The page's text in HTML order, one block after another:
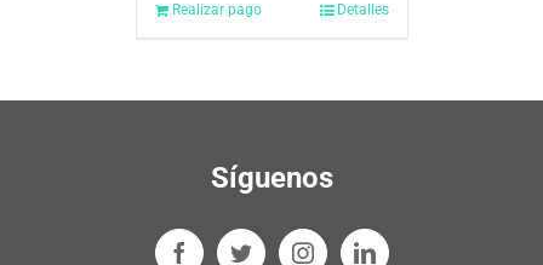
Realizar pago Detalles
Síguenos